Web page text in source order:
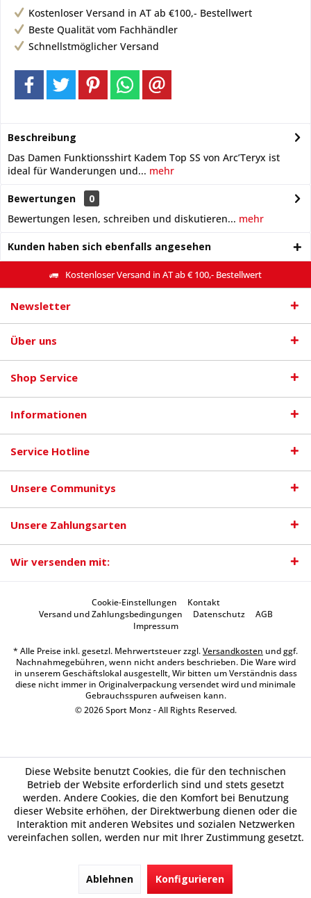
Kostenloser Versand in AT ab €100,- Bestellwert
Beste Qualität vom Fachhändler
Schnellstmöglicher Versand
Beschreibung
Das Damen Funktionsshirt Kadem Top SS von Arc’Teryx ist
ideal für Wanderungen und... mehr
Bewertungen
0
Bewertungen lesen, schreiben und diskutieren... mehr
Kunden haben sich ebenfalls angesehen
Kostenloser Versand in AT ab € 100,- Bestellwert
Newsletter
Über uns
Shop Service
Informationen
Service Hotline
Unsere Communitys
Unsere Zahlungsarten
Wir versenden mit:
Cookie-Einstellungen
Kontakt
Versand und Zahlungsbedingungen
Datenschutz
AGB
Impressum
* Alle Preise inkl. gesetzl. Mehrwertsteuer zzgl.Versandkosten und ggf.
Nachnahmegebühren, wenn nicht anders beschrieben. Die Ware wird
in unserem Geschäftslokal ausgestellt, Wir bitten um Verständnis dass
diese nicht immer in Originalverpackung versendet wird und minimale
Gebrauchsspuren aufweisen kann.
© 2026 Sport Monz - All Rights Reserved.
Diese Website benutzt Cookies, die für den technischen
Betrieb der Website erforderlich sind und stets gesetzt
werden. Andere Cookies, die den Komfort bei Benutzung
dieser Website erhöhen, der Direktwerbung dienen oder die
Interaktion mit anderen Websites und sozialen Netzwerken
vereinfachen sollen, werden nur mit Ihrer Zustimmung gesetzt.
Ablehnen Konfigurieren